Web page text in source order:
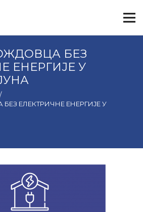
БЕЗ
ЕНЕРГИЈЕ У
/
ЕЛЕКТРИЧНЕ ЕНЕРГИЈЕ У